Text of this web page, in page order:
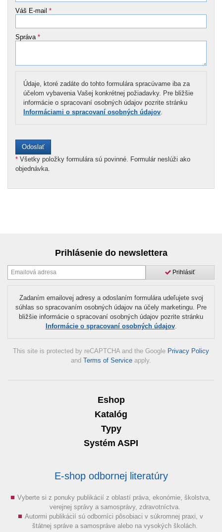
Váš E-mail *
Správa *
Údaje, ktoré zadáte do tohto formulára spracúvame iba za
účelom vybavenia Vašej konkrétnej požiadavky. Pre bližšie
informácie o spracovaní osobných údajov pozrite stránku
Informáciami o spracovaní osobných údajov.
* Všetky položky formulára sú povinné. Formulár neslúži ako
objednávka.
Prihlásenie do newslettera
Prihlásiť
Zadaním emailovej adresy a odoslaním formulára udeľujete svoj
súhlas so spracovaním osobných údajov na účely marketingu. Pre
bližšie informácie o spracovaní osobných údajov pozrite stránku
Informácie o spracovaní osobných údajov.
This site is protected by reCAPTCHA and the Google Privacy Policy
and Terms of Service apply.
Eshop
Katalóg
Typy
Systém ASPI
E-shop odbornej literatúry
Vyberte si z ponuky publikácií z oblastí práva, ekonómie, školstva,
verejnej správy a samosprávy, zdravotníctva.
Autormi publikácií sú odborníci pôsobiaci v súkromnej praxi, v
štátnej správe a samospráve alebo na vysokých školách.